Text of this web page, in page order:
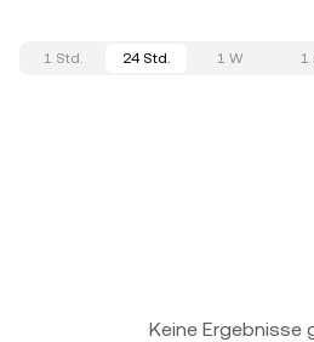
1 Std. 24 Std. 1 W 1
Keine Ergebnisse